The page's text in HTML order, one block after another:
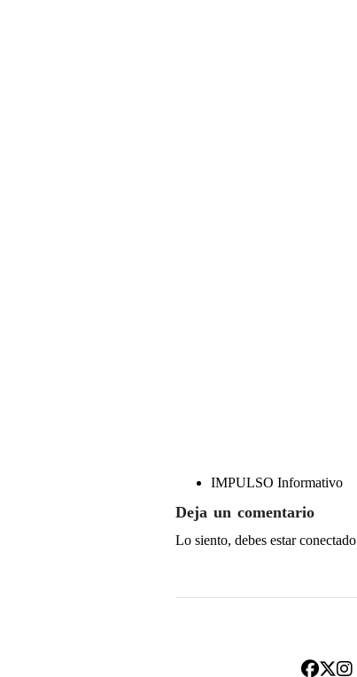
IMPULSO Informativo
Deja un comentario
Lo siento, debes estarconectado